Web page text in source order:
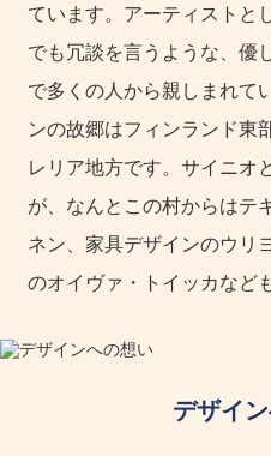
ています。アーティストと
でも冗談を言うような、優
で多くの人から親しまれて
ンの故郷はフィンランド東
レリア地方です。サイニオ
が、なんとこの村からはテ
ネン、家具デザインのウリ
のオイヴァ・トイッカなど
デザイ